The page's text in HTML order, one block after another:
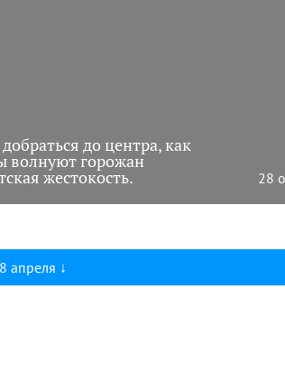
до центра, как
волнуют горожан
жестокость. 28
апреля